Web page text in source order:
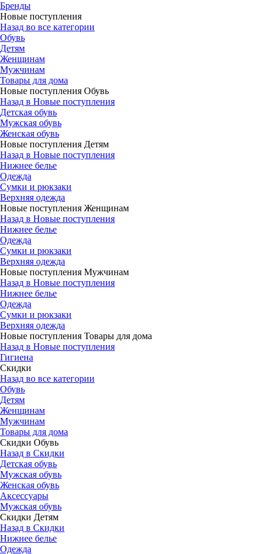
Бренды
Новые поступления
Назад во все категории
Обувь
Детям
Женщинам
Мужчинам
Товары для дома
Новые поступления Обувь
Назад в Новые поступления
Детская обувь
Мужская обувь
Женская обувь
Новые поступления Детям
Назад в Новые поступления
Нижнее белье
Одежда
Сумки и рюкзаки
Верхняя одежда
Новые поступления Женщинам
Назад в Новые поступления
Нижнее белье
Одежда
Сумки и рюкзаки
Верхняя одежда
Новые поступления Мужчинам
Назад в Новые поступления
Нижнее белье
Одежда
Сумки и рюкзаки
Верхняя одежда
Новые поступления Товары для дома
Назад в Новые поступления
Гигиена
Скидки
Назад во все категории
Обувь
Детям
Женщинам
Мужчинам
Товары для дома
Скидки Обувь
Назад в Скидки
Детская обувь
Мужская обувь
Женская обувь
Аксессуары
Мужская обувь
Скидки Детям
Назад в Скидки
Нижнее белье
Одежда